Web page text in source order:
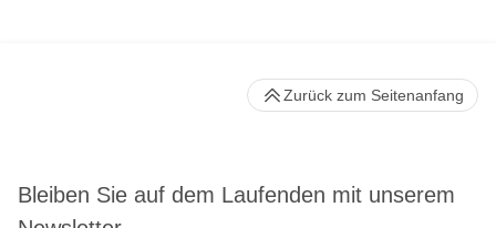
Bleiben Sie auf dem Laufenden mit unserem
Zurück zum Seitenanfang